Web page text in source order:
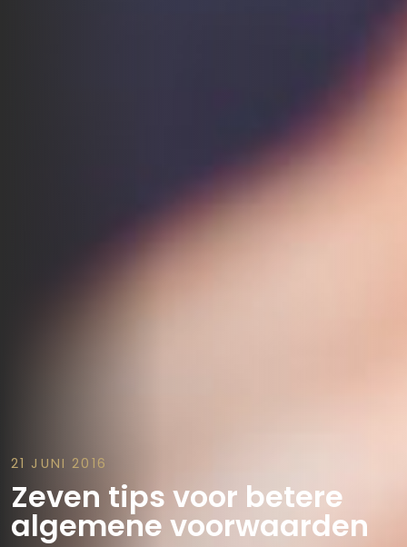
21 JUNI 2016
Zeven tips voor betere
algemene voorwaarden